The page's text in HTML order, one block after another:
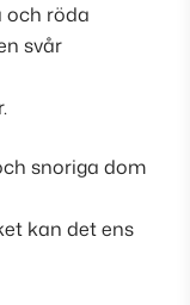
och röda
svår
snoriga dom
kan det ens